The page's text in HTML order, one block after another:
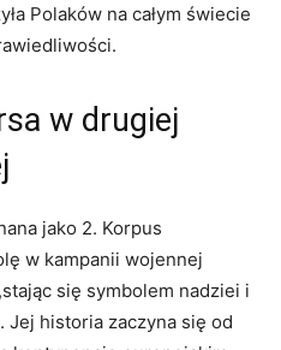
Polaków na całym świecie
w drugiej
jako 2. Korpus
w kampanii wojennej
się symbolem nadziei i
historia zaczyna się od